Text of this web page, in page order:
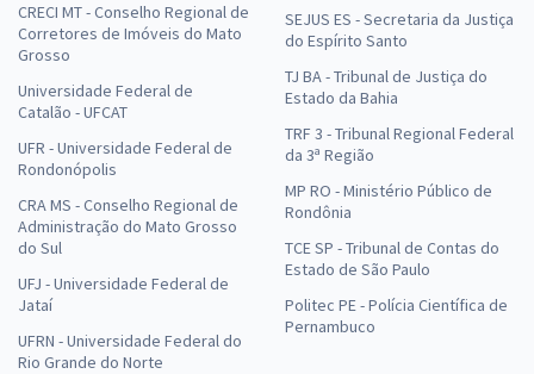
CRECI MT - Conselho Regional de
Corretores de Imóveis do Mato
Grosso
Universidade Federal de
Catalão - UFCAT
UFR - Universidade Federal de
Rondonópolis
CRA MS - Conselho Regional de
Administração do Mato Grosso
do Sul
UFJ - Universidade Federal de
Jataí
UFRN - Universidade Federal do
Rio Grande do Norte
SEJUS ES - Secretaria da Justiça
do Espírito Santo
TJ BA - Tribunal de Justiça do
Estado da Bahia
TRF 3 - Tribunal Regional Federal
da 3ª Região
MP RO - Ministério Público de
Rondônia
TCE SP - Tribunal de Contas do
Estado de São Paulo
Politec PE - Polícia Científica de
Pernambuco